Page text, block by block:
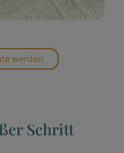
werden
Schritt